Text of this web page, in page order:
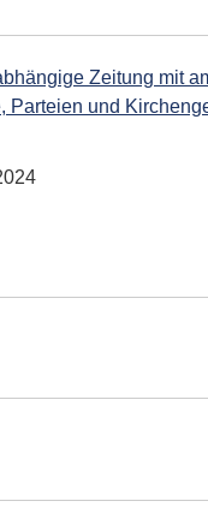
Zeitung mit
Parteien und